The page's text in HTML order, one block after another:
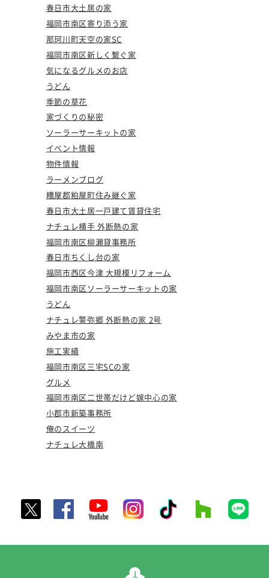
春日市大土居の家
福岡市南区寄り添う家
那珂川町天空の家SC
福岡市南区新しく繋ぐ家
気になるグルメのお店
うどん
季節の草花
家づくりの秘密
ソーラーサーキットの家
イベント情報
物件情報
ラーメンブログ
糟屋郡粕屋町住み継ぐ家
春日市大土居一戸建て賃貸住宅
ナチュレ横手 外断熱の家
福岡市南区柳瀬貸事務所
春日市ちくし台の家
福岡市西区今津 大規模リフォーム
福岡市南区ソーラーサーキットの家
うどん
ナチュレ警弥郷 外断熱の家 2号
みやま市の家
施工実績
福岡市南区三宅SCの家
グルメ
福岡市南区二世帯だけど嫁中心の家
小郡市新築事務所
俺のスイーツ
ナチュレ大橋南